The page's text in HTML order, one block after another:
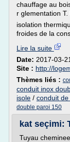
chauffage au
r glementation
isolation
froides de la
Lire la suite
Date: 2017-03-
Site : http://
Thèmes liés :
conduit inox
isole / conduit
double paroi 150
kat seçimi:
Tuyau